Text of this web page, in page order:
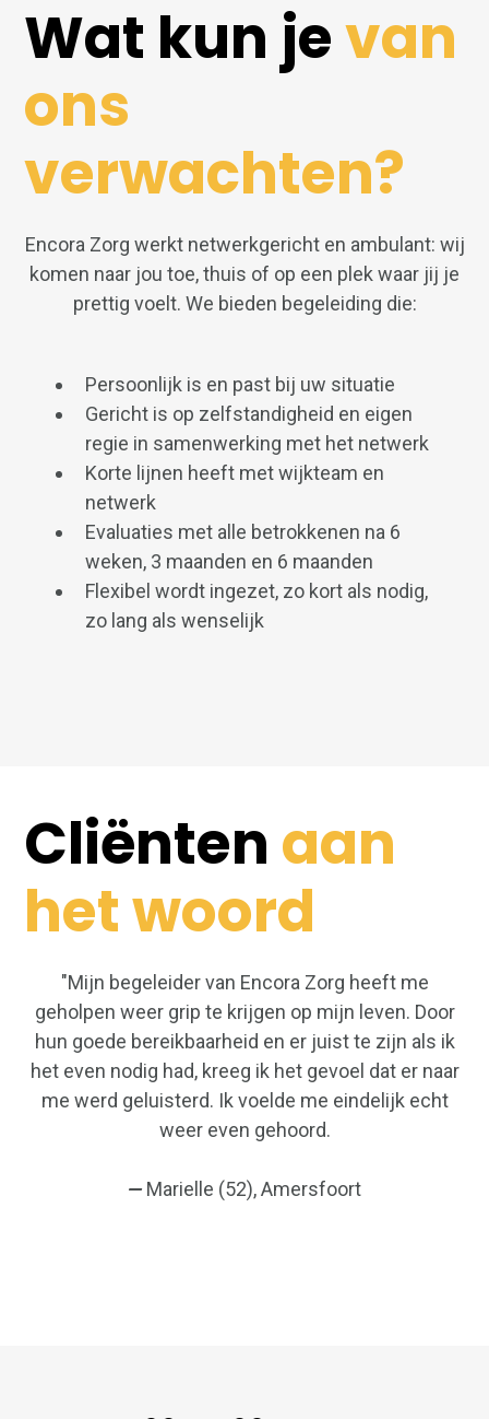
Wat kun jevan
ons
verwachten?
Encora Zorg werkt netwerkgericht en ambulant: wij
komen naar jou toe, thuis of op een plek waar jij je
prettig voelt. We bieden begeleiding die:
Persoonlijk is en past bij uw situatie
Gericht is op zelfstandigheid en eigen
regie in samenwerking met het netwerk
Korte lijnen heeft met wijkteam en
netwerk
Evaluaties met alle betrokkenen na 6
weken, 3 maanden en 6 maanden
Flexibel wordt ingezet, zo kort als nodig,
zo lang als wenselijk
Cliënten aan
het woord
"Mijn begeleider van Encora Zorg heeft me
geholpen weer grip te krijgen op mijn leven. Door
hun goede bereikbaarheid en er juist te zijn als ik
het even nodig had, kreeg ik het gevoel dat er naar
me werd geluisterd. Ik voelde me eindelijk echt
weer even gehoord.
— Marielle (52), Amersfoort